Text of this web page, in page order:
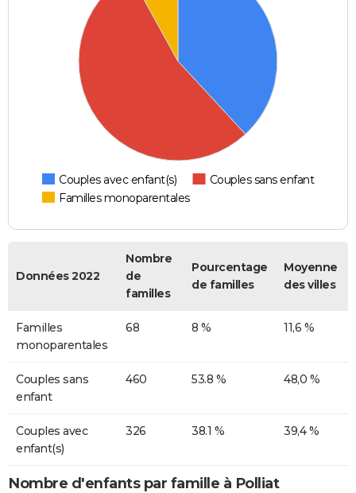
Couples avec enfant(s)
Couples sans enfant
Familles monoparentales
Données 2022
Nombre
de
familles
Pourcentage
de familles
Moyenne
des villes
Familles
monoparentales
68 8 % 11,6 %
Couples sans
enfant
460 53.8 % 48,0 %
Couples avec
enfant(s)
326 38.1 % 39,4 %
Nombre d'enfants par famille à Polliat